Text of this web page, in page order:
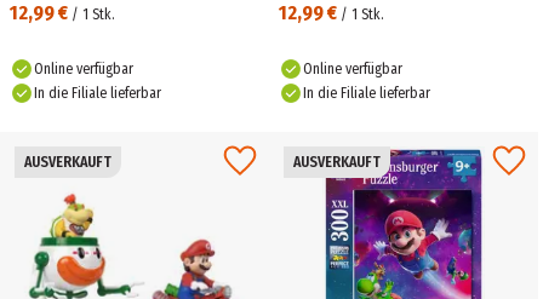
12,99 € / 1 Stk.
Online verfügbar
In die Filiale lieferbar
12,99 € / 1 Stk.
Online verfügbar
In die Filiale lieferbar
AUSVERKAUFT AUSVERKAUFT